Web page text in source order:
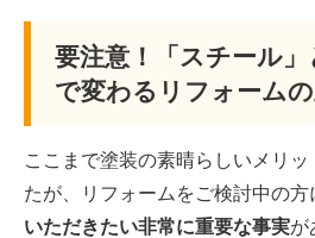
要注意！「スチール」
で変わるリフォーム
ここまで塗装の素晴らしいメリ
たが、リフォームをご検討中の方
いただきたい非常に重要な事実が